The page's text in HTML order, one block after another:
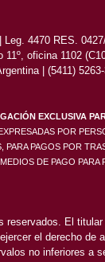
4470 RES.
11º, oficina 1102
| (5411)
EXCLUSIVA
POR
PARA PAGOS POR
DE PAGO PARA
reservados. El
el derecho de
no inferiores a